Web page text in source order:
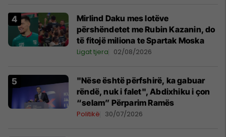
Mirlind Daku mes lotëve
përshëndetet me Rubin Kazanin, do
të fitojë miliona te Spartak Moska
Ligat tjera 02/08/2026
"Nëse është përfshirë, ka gabuar
rëndë, nuk i falet", Abdixhiku i çon
“selam” Përparim Ramës
Politikë 30/07/2026